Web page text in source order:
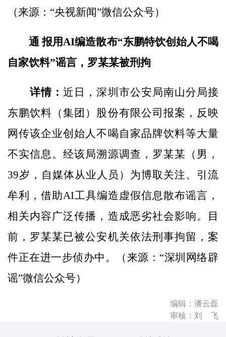
（来源：“央视新闻”微信公众号）
通 报用AI编造散布“东鹏特饮创始人不喝
自家饮料”谣言，罗某某被刑拘
详情：近日，深圳市公安局南山分局接
东鹏饮料（集团）股份有限公司报案，反映
网传该企业创始人不喝自家品牌饮料等大量
不实信息。经该局溯源调查，罗某某（男，
39岁，自媒体从业人员）为博取关注、引流
牟利，借助AI工具编造虚假信息散布谣言，
相关内容广泛传播，造成恶劣社会影响。目
前，罗某某已被公安机关依法刑事拘留，案
件正在进一步侦办中。（来源：“深圳网络辟
谣”微信公众号）
编辑：潘云磊
审核：刘 飞